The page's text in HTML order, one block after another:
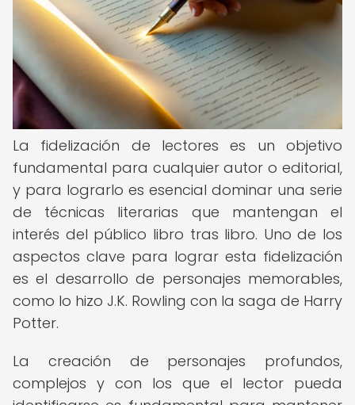
La fidelización de lectores es un objetivo
fundamental para cualquier autor o editorial,
y para lograrlo es esencial dominar una serie
de técnicas literarias que mantengan el
interés del público libro tras libro. Uno de los
aspectos clave para lograr esta fidelización
es el desarrollo de personajes memorables,
como lo hizo J.K. Rowling con la saga de Harry
Potter.
La creación de personajes profundos,
complejos y con los que el lector pueda